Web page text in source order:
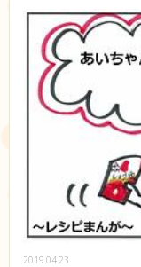
2019.04.23